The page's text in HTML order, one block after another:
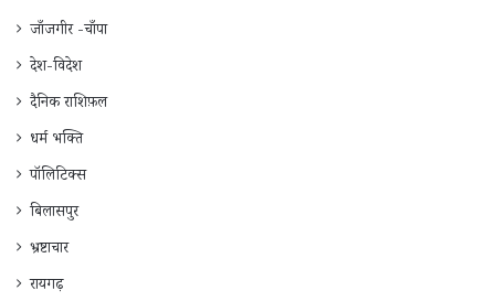
जाँजगीर -चाँपा
देश-विदेश
दैनिक राशिफ़ल
धर्म भक्ति
पॉलिटिक्स
बिलासपुर
भ्रष्टाचार
रायगढ़